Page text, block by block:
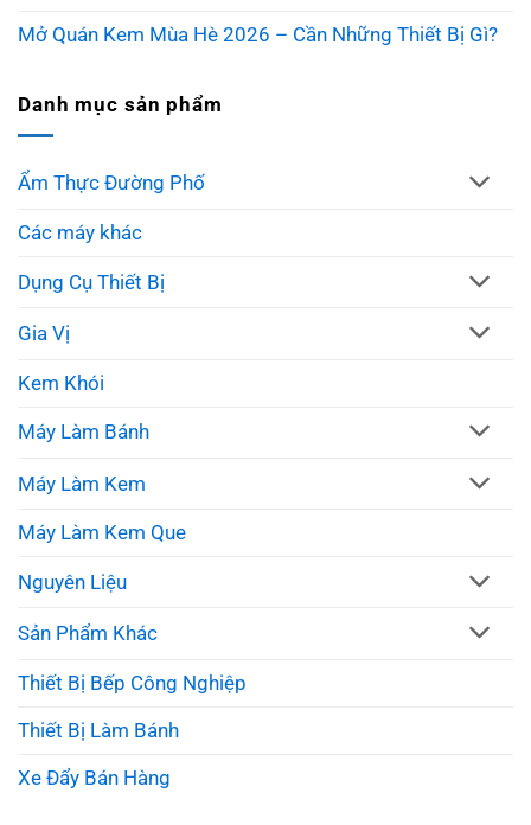
Mở Quán Kem Mùa Hè 2026 – Cần Những Thiết Bị Gì?
Danh mục sản phẩm
Ẩm Thực Đường Phố
Các máy khác
Dụng Cụ Thiết Bị
Gia Vị
Kem Khói
Máy Làm Bánh
Máy Làm Kem
Máy Làm Kem Que
Nguyên Liệu
Sản Phẩm Khác
Thiết Bị Bếp Công Nghiệp
Thiết Bị Làm Bánh
Xe Đẩy Bán Hàng